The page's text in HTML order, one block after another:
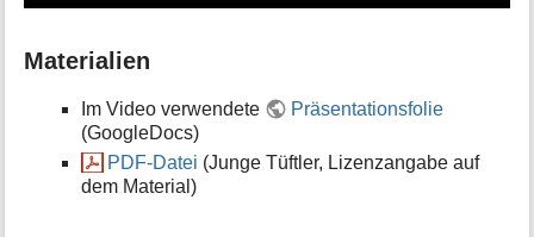
Materialien
Im Video verwendete
Präsentationsfolie
(GoogleDocs)
PDF-Datei (Junge Tüftler, Lizenzangabe auf
dem Material)